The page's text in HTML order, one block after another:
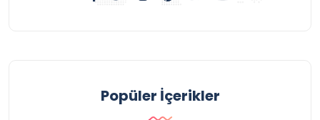
Popüler İçerikler